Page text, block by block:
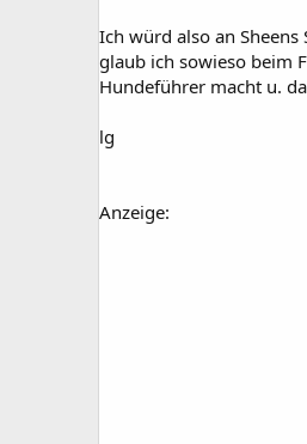
Ich würd also an
glaub ich sowieso beim
Hundeführer macht u.
lg
Anzeige: